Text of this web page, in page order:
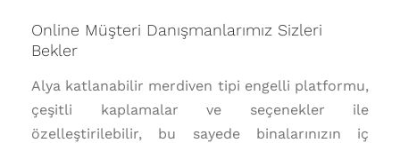
Online Müşteri Danışmanlarımız Sizleri
Bekler
Alya katlanabilir merdiven tipi engelli platformu,
çeşitli kaplamalar ve seçenekler ile
özelleştirilebilir, bu sayede binalarınızın iç